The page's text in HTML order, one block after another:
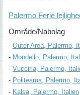
Palermo Ferie
Område/Nabolag
Outer Area, Palermo,
Mondello, Palermo,
Vucciria, Palermo,
Politeama, Palermo,
Kalsa, Palermo, Italien